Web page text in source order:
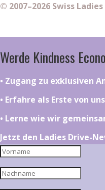
© 2007–2026 Swiss
Werde Kindness
•⁠ ⁠⁠Zugang zu exklusiven
•⁠ ⁠⁠Erfahre als Erste von
•⁠ ⁠⁠Lerne wie wir
Jetzt den Ladies Drive-